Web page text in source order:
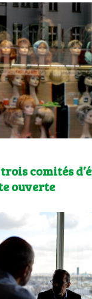
comités
ouverte